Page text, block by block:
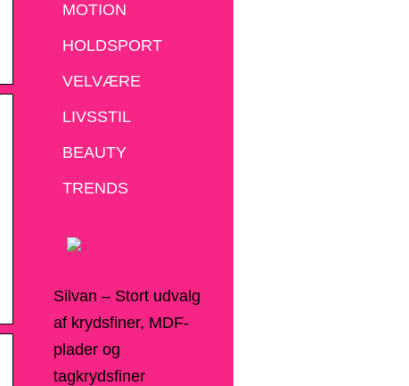
MOTION
HOLDSPORT
VELVÆRE
LIVSSTIL
BEAUTY
TRENDS
Silvan – Stort udvalg
af krydsfiner, MDF-
plader og
tagkrydsfiner